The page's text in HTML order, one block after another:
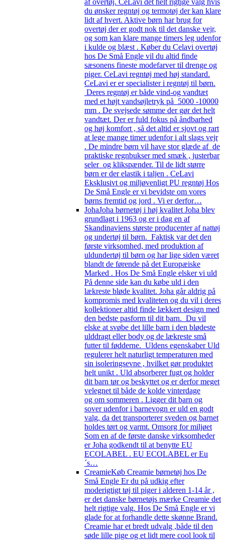
du ønsker regntøj og termotøj der kan klare
lidt af hvert. Aktive børn har brug for
overtøj der er godt nok til det danske vejr,
og som kan klare mange timers leg udenfor
i kulde og blæst . Køber du Celavi overtøj
hos De Små Engle vil du altid finde
sæsonens fineste modefarver til drenge og
piger. CeLavi regntøj med høj standard.
CeLavi er er specialister i regntøj til børn.
Deres regntøj er både vind-og vandtæt
med et højt vandsøjletryk på 5000 -10000
mm . De svejsede sømme der gør det helt
vandtæt. Der er fuld fokus på åndbarhed
og høj komfort , så det altid er sjovt og rart
at lege mange timer udenfor i alt slags vejr
. De mindre børn vil have stor glæde af de
praktiske regnbukser med smæk , justerbar
seler og klikspænder. Til de lidt større
børn er der elastik i taljen . CeLavi
Eksklusivt og miljøvenligt PU regntøj Hos
De Små Engle er vi bevidste om vores
børns fremtid og jord . Vi er derfor…
JohaJoha børnetøj i høj kvalitet Joha blev
grundlagt i 1963 og er i dag en af
Skandinaviens største producenter af nattøj
og undertøj til børn. Faktisk var det den
første virksomhed, med produktion af
uldundertøj til børn og har lige siden været
blandt de førende på det Europæiske
Marked . Hos De Små Engle elsker vi uld
På denne side kan du købe uld i den
lækreste bløde kvalitet. Joha går aldrig på
kompromis med kvaliteten og du vil i deres
kollektioner altid finde lækkert design med
den bedste pasform til dit barn. Du vil
elske at svøbe det lille barn i den blødeste
ulddragt eller body og de lækreste små
futter til fødderne. Uldens egenskaber Uld
regulerer helt naturligt temperaturen med
sin isoleringsevne , hvilket gør produktet
helt unikt . Uld absorberer fugt og holder
dit barn tør og beskyttet og er derfor meget
velegnet til både de kolde vinterdage
og om sommeren . Ligger dit barn og
sover udenfor i barnevogn er uld en godt
valg, da det transporterer sveden og barnet
holdes tørt og varmt. Omsorg for miljøet
Som en af de første danske virksomheder
er Joha godkendt til at benytte EU
ECOLABEL . EU ECOLABEL er Eu
´s…
CreamieKøb Creamie børnetøj hos De
Små Engle Er du på udkig efter
moderigtigt tøj til piger i alderen 1-14 år ,
er det danske børnetøjs mærke Creamie det
helt rigtige valg. Hos De Små Engle er vi
glade for at forhandle dette skønne Brand.
Creamie har et bredt udvalg ,både til den
søde lille pige og et lidt mere cool look til